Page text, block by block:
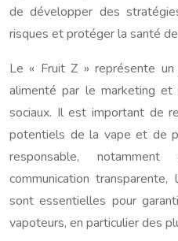
de développer des
risques et protéger la santé
Le « Fruit Z » représente un
alimenté par le marketing
sociaux. Il est important de
potentiels de la vape et de
responsable,
communication
sont essentielles pour
vapoteurs, en particulier des